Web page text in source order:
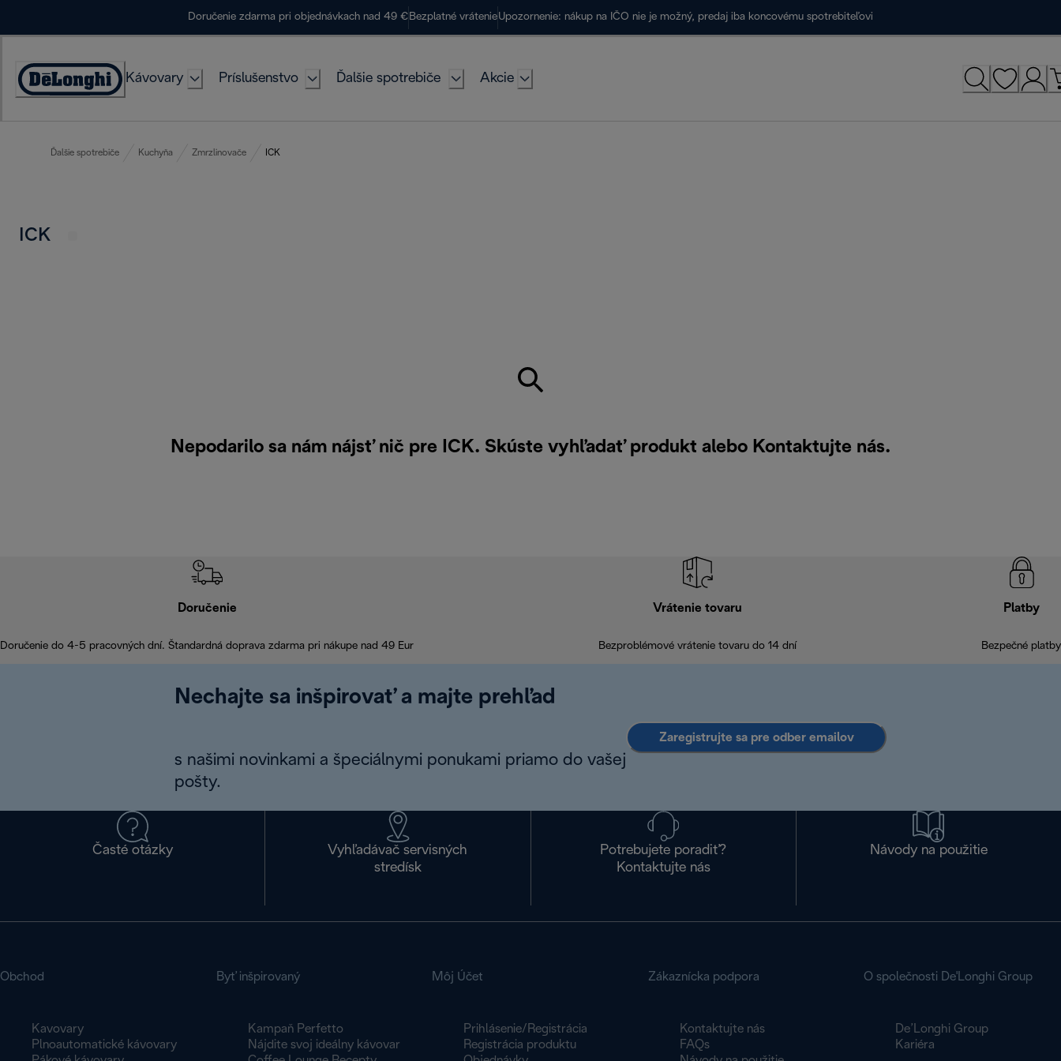
Doručenie zdarma pri objednávkach nad 49 € Bezplatné vrátenieUpozornenie: nákup na IČO nie je možný, predaj iba koncovému spotrebiteľovi
Accessibility
Kávovary Príslušenstvo Ďalšie spotrebiče Akcie
Ďalšie spotrebiče Kuchyňa Zmrzlinovače ICK
ICK
Nepodarilo sa nám nájsť nič pre ICK. Skúste vyhľadať produkt alebo Kontaktujte nás.
Doručenie
Doručenie do 4-5 pracovných dní. Štandardná doprava zdarma pri nákupe nad 49 Eur
Vrátenie tovaru
Bezproblémové vrátenie tovaru do 14 dní
Platby
Bezpečné platby
Nechajte sa inšpirovať a majte prehľad
s našimi novinkami a špeciálnymi ponukami priamo do vašej
pošty.
Zaregistrujte sa pre odber emailov
Časté otázky
Vyhľadávač servisných
stredísk
Potrebujete poradiť?
Kontaktujte nás
Návody na použitie
Obchod
Kavovary
Plnoautomatické kávovary
Byť inšpirovaný
Kampaň Perfetto
Nájdite svoj ideálny kávovar
Môj Účet
Prihlásenie/Registrácia
Registrácia produktu
Zákaznícka podpora
Kontaktujte nás
FAQs
O společnosti De'Longhi Group
De’Longhi Group
Kariéra